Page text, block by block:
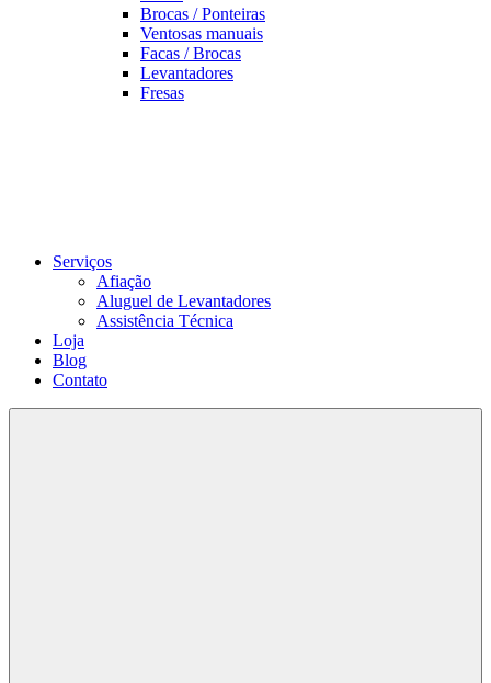
Brocas / Ponteiras
Ventosas manuais
Facas / Brocas
Levantadores
Fresas
Serviços
Afiação
Aluguel de Levantadores
Assistência Técnica
Loja
Blog
Contato